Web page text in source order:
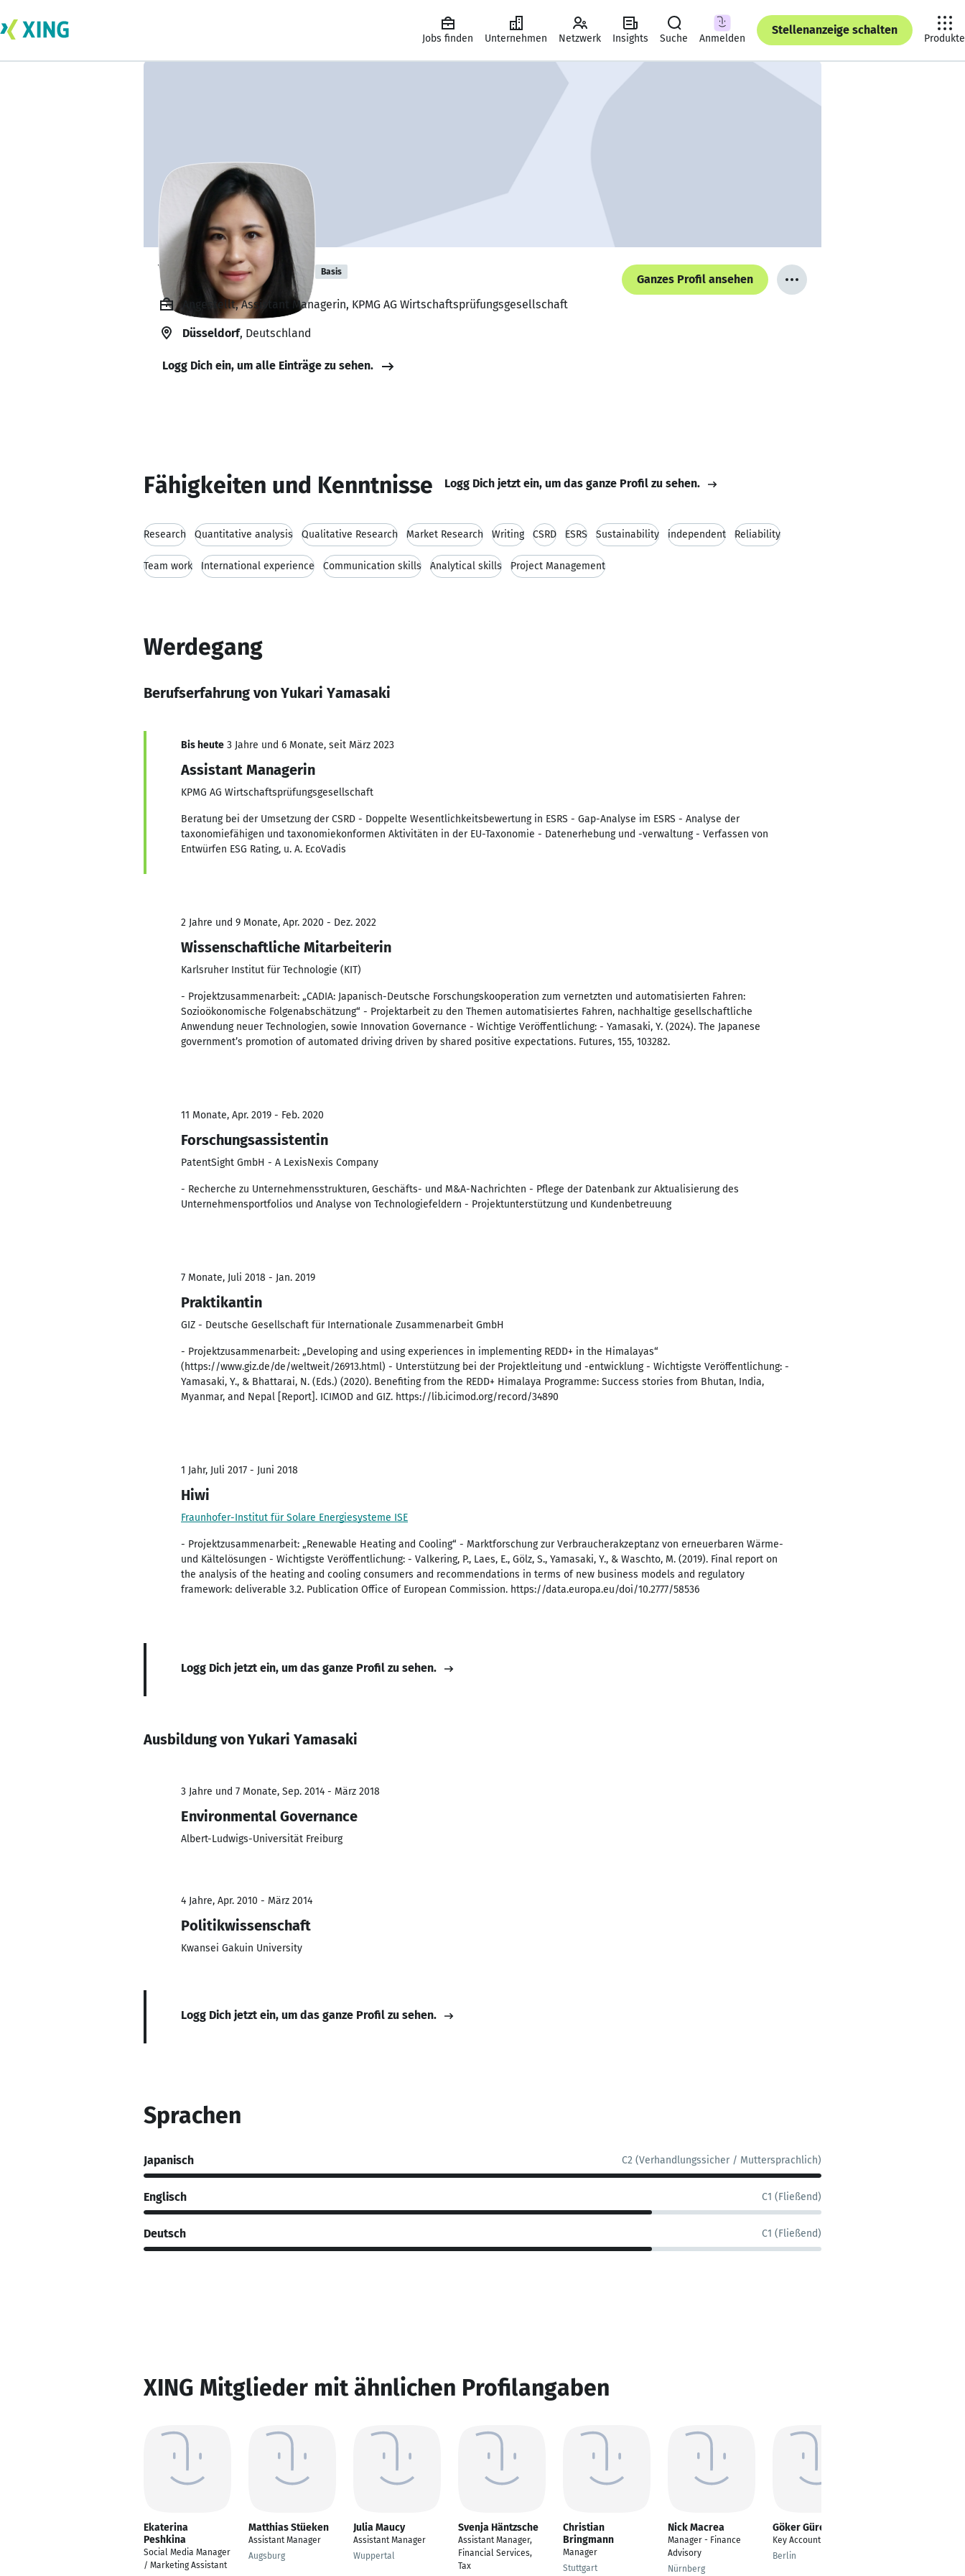
Jobs finden Unternehmen Netzwerk Insights Suche Anmelden
Stellenanzeige schalten
Produkte
Yukari Yamasaki Basis
Ganzes Profil ansehen
Angestellt, Assistant Managerin, KPMG AG Wirtschaftsprüfungsgesellschaft
Düsseldorf, Deutschland
Logg Dich ein, um alle Einträge zu sehen.
Fähigkeiten und Kenntnisse Logg Dich jetzt ein, um das ganze Profil zu sehen.
Research Quantitative analysis Qualitative Research Market Research Writing CSRD ESRS Sustainability independent Reliability
Team work International experience Communication skills Analytical skills Project Management
Werdegang
Berufserfahrung von Yukari Yamasaki
Bis heute 3 Jahre und 6 Monate, seit März 2023
Assistant Managerin
KPMG AG Wirtschaftsprüfungsgesellschaft
Beratung bei der Umsetzung der CSRD - Doppelte Wesentlichkeitsbewertung in ESRS - Gap-Analyse im ESRS - Analyse der
taxonomiefähigen und taxonomiekonformen Aktivitäten in der EU-Taxonomie - Datenerhebung und -verwaltung - Verfassen von
Entwürfen ESG Rating, u. A. EcoVadis
2 Jahre und 9 Monate, Apr. 2020 - Dez. 2022
Wissenschaftliche Mitarbeiterin
Karlsruher Institut für Technologie (KIT)
- Projektzusammenarbeit: „CADIA: Japanisch-Deutsche Forschungskooperation zum vernetzten und automatisierten Fahren:
Sozioökonomische Folgenabschätzung“ - Projektarbeit zu den Themen automatisiertes Fahren, nachhaltige gesellschaftliche
Anwendung neuer Technologien, sowie Innovation Governance - Wichtige Veröffentlichung: - Yamasaki, Y. (2024). The Japanese
government’s promotion of automated driving driven by shared positive expectations. Futures, 155, 103282.
11 Monate, Apr. 2019 - Feb. 2020
Forschungsassistentin
PatentSight GmbH - A LexisNexis Company
- Recherche zu Unternehmensstrukturen, Geschäfts- und M&A-Nachrichten - Pflege der Datenbank zur Aktualisierung des
Unternehmensportfolios und Analyse von Technologiefeldern - Projektunterstützung und Kundenbetreuung
7 Monate, Juli 2018 - Jan. 2019
Praktikantin
GIZ - Deutsche Gesellschaft für Internationale Zusammenarbeit GmbH
- Projektzusammenarbeit: „Developing and using experiences in implementing REDD+ in the Himalayas“
(https://www.giz.de/de/weltweit/26913.html) - Unterstützung bei der Projektleitung und -entwicklung - Wichtigste Veröffentlichung: -
Yamasaki, Y., & Bhattarai, N. (Eds.) (2020). Benefiting from the REDD+ Himalaya Programme: Success stories from Bhutan, India,
Myanmar, and Nepal [Report]. ICIMOD and GIZ. https://lib.icimod.org/record/34890
1 Jahr, Juli 2017 - Juni 2018
Hiwi
Fraunhofer-Institut für Solare Energiesysteme ISE
- Projektzusammenarbeit: „Renewable Heating and Cooling“ - Marktforschung zur Verbraucherakzeptanz von erneuerbaren Wärme-
und Kältelösungen - Wichtigste Veröffentlichung: - Valkering, P., Laes, E., Gölz, S., Yamasaki, Y., & Waschto, M. (2019). Final report on
the analysis of the heating and cooling consumers and recommendations in terms of new business models and regulatory
framework: deliverable 3.2. Publication Office of European Commission. https://data.europa.eu/doi/10.2777/58536
Logg Dich jetzt ein, um das ganze Profil zu sehen.
Ausbildung von Yukari Yamasaki
3 Jahre und 7 Monate, Sep. 2014 - März 2018
Environmental Governance
Albert-Ludwigs-Universität Freiburg
4 Jahre, Apr. 2010 - März 2014
Politikwissenschaft
Kwansei Gakuin University
Logg Dich jetzt ein, um das ganze Profil zu sehen.
Sprachen
Japanisch C2 (Verhandlungssicher / Muttersprachlich)
Englisch C1 (Fließend)
Deutsch C1 (Fließend)
XING Mitglieder mit ähnlichen Profilangaben
Ekaterina
Peshkina
Social Media Manager
/ Marketing Assistant
Matthias Stüeken
Assistant Manager
Augsburg
Julia Maucy
Assistant Manager
Wuppertal
Svenja Häntzsche
Assistant Manager,
Financial Services,
Tax
Christian
Bringmann
Manager
Stuttgart
Nick Macrea
Manager - Finance
Advisory
Nürnberg
Göker Gürel
Key Account Manager
Berlin